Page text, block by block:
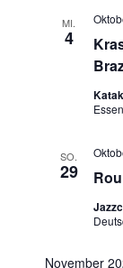
MI.
4
Essen
SO.
29
November